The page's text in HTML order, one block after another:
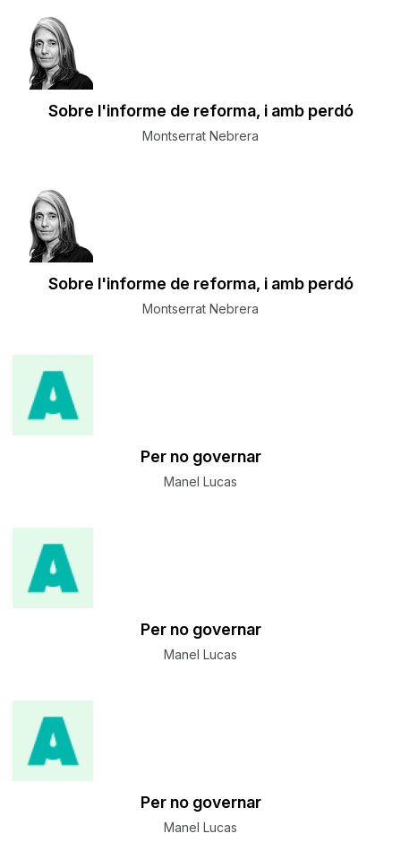
Sobre l'informe de reforma, i amb perdó
Montserrat Nebrera
Sobre l'informe de reforma, i amb perdó
Montserrat Nebrera
Per no governar
Manel Lucas
Per no governar
Manel Lucas
Per no governar
Manel Lucas